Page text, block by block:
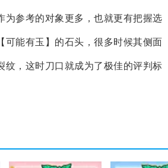
为参考的对象更多，也就更有把握选
可能有玉】的石头，很多时候其侧面
纹，这时刀口就成为了极佳的评判标